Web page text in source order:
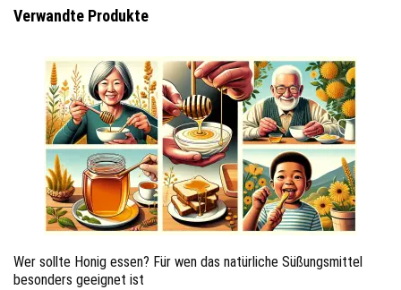
Verwandte Produkte
Wer sollte Honig essen? Für wen das natürliche Süßungsmittel
besonders geeignet ist